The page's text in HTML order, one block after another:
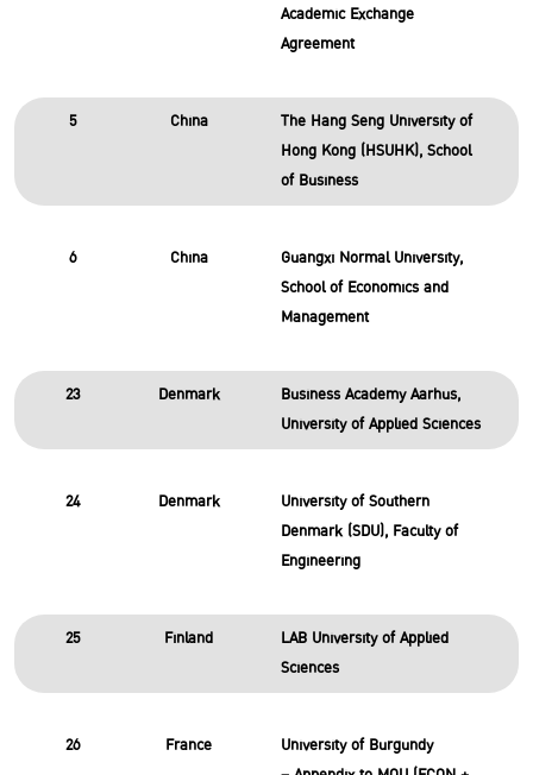
Academic Exchange
Agreement
5 China
The Hang Seng University of
Hong Kong (HSUHK), School
of Business
6 China
Guangxi Normal University,
School of Economics and
Management
23 Denmark
Business Academy Aarhus,
University of Applied Sciences
24 Denmark
University of Southern
Denmark (SDU), Faculty of
Engineering
25 Finland
LAB University of Applied
Sciences
26 France
University of Burgundy